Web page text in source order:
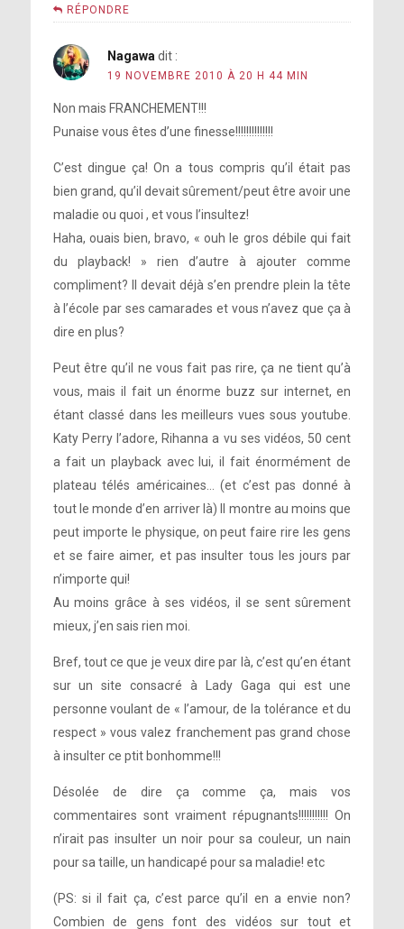
RÉPONDRE
Nagawa dit :
19 NOVEMBRE 2010 À 20 H 44 MIN
Non mais FRANCHEMENT!!!
Punaise vous êtes d’une finesse!!!!!!!!!!!!!!
C’est dingue ça! On a tous compris qu’il était pas
bien grand, qu’il devait sûrement/peut être avoir une
maladie ou quoi , et vous l’insultez!
Haha, ouais bien, bravo, « ouh le gros débile qui fait
du playback! » rien d’autre à ajouter comme
compliment? Il devait déjà s’en prendre plein la tête
à l’école par ses camarades et vous n’avez que ça à
dire en plus?
Peut être qu’il ne vous fait pas rire, ça ne tient qu’à
vous, mais il fait un énorme buzz sur internet, en
étant classé dans les meilleurs vues sous youtube.
Katy Perry l’adore, Rihanna a vu ses vidéos, 50 cent
a fait un playback avec lui, il fait énormément de
plateau télés américaines… (et c’est pas donné à
tout le monde d’en arriver là) Il montre au moins que
peut importe le physique, on peut faire rire les gens
et se faire aimer, et pas insulter tous les jours par
n’importe qui!
Au moins grâce à ses vidéos, il se sent sûrement
mieux, j’en sais rien moi.
Bref, tout ce que je veux dire par là, c’est qu’en étant
sur un site consacré à Lady Gaga qui est une
personne voulant de « l’amour, de la tolérance et du
respect » vous valez franchement pas grand chose
à insulter ce ptit bonhomme!!!
Désolée de dire ça comme ça, mais vos
commentaires sont vraiment répugnants!!!!!!!!!!! On
n’irait pas insulter un noir pour sa couleur, un nain
pour sa taille, un handicapé pour sa maladie! etc
(PS: si il fait ça, c’est parce qu’il en a envie non?
Combien de gens font des vidéos sur tout et